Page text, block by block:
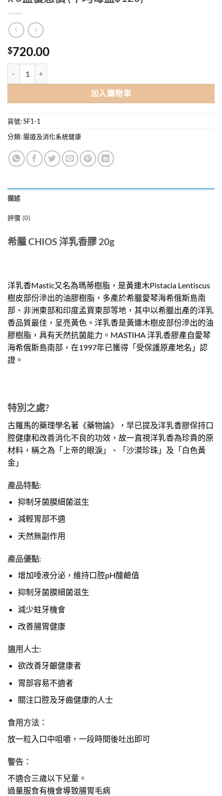
$720.00
加入購物車
貨號:SF1-1
分類:腸道及消化系統健康
描述
評價 (0)
希臘 CHIOS 洋乳香膠 20g
洋乳香Mastic又名為瑪蒂樹脂，是黃連木Pistacia Lentiscus
樹皮部份滲出的油膠樹脂，多產於希臘愛琴海希俄斯島南
部、非洲東部和印度孟買東部等地，其中以希臘出產的洋乳
香品質最佳，呈亮黃色。洋乳香是黃連木樹皮部份滲出的油
膠樹脂，具有天然抗菌能力。MASTIHA 洋乳香膠產自愛琴
海希俄斯島南部，在1997年已獲得「受保護原產地名」認
證。
特別之處?
古羅馬的藥理學名著《藥物論》，早已提及洋乳香膠保持口
腔健康和改善消化不良的功效，故一直視洋乳香為珍貴的原
材料，稱之為「上帝的眼淚」、「沙漠珍珠」及「白色黃
金」
產品特點:
抑制牙菌膜細菌滋生
減輕胃部不適
天然無副作用
產品優點:
增加唾液分泌，維持口腔pH酸鹼值
抑制牙菌膜細菌滋生
減少蛀牙機會
改善腸胃健康
適用人士:
欲改善牙齦健康者
胃部容易不適者
關注口腔及牙齒健康的人士
食用方法：
放一粒入口中咀嚼，一段時間後吐出即可
警告：
不適合三歲以下兒童。
過量服食有機會導致腸胃毛病